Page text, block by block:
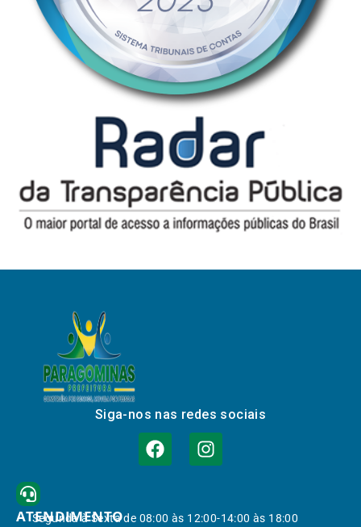
Siga-nos nas redes sociais
ATENDIMENTO
Segunda à Sexta de 08:00 às 12:00-14:00 às 18:00